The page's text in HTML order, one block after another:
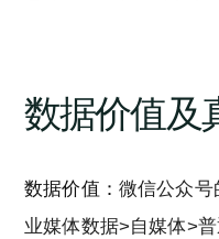
数据价值及
数据价值： 微信公众号
业媒体数据>自媒体>